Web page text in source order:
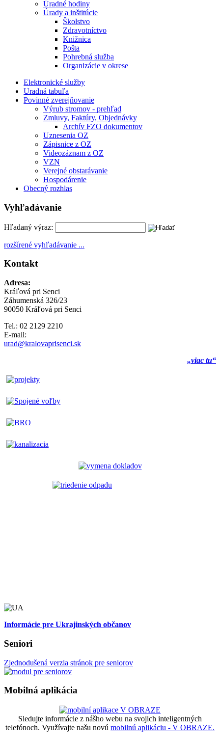
Úradné hodiny
Úrady a inštitúcie
Školstvo
Zdravotníctvo
Knižnica
Pošta
Pohrebná služba
Organizácie v okrese
Elektronické služby
Uradná tabuľa
Povinné zverejňovanie
Výrub stromov - prehľad
Zmluvy, Faktúry, Objednávky
Archív FZO dokumentov
Uznesenia OZ
Zápisnice z OZ
Videozáznam z OZ
VZN
Verejné obstarávanie
Hospodárenie
Obecný rozhlas
Vyhľadávanie
Hľadaný výraz:
rozšírené vyhľadávanie ...
Kontakt
Adresa:
Kráľová pri Senci
Záhumenská 326/23
90050 Kráľová pri Senci
Tel.: 02 2129 2210
E-mail:
urad@kralovaprisenci.sk
„viac tu“
Informácie pre Ukrajinských občanov
Seniori
Zjednodušená verzia stránok pre seniorov
Mobilná aplikácia
Sledujte informácie z nášho webu na svojich inteligentných
telefónoch. Využívajte našu novú mobilnú aplikáciu - V OBRAZE.